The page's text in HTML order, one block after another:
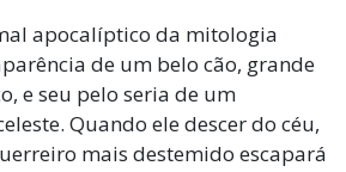
apocalíptico da mitologia
de um belo cão, grande
e seu pelo seria de um
Quando ele descer do céu,
mais destemido escapará